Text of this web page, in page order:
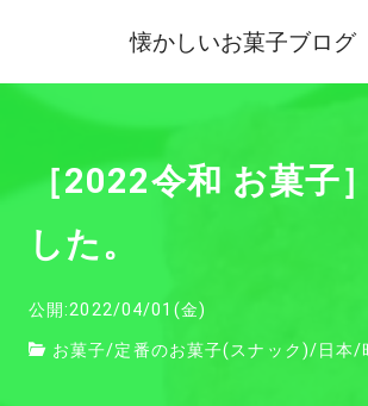
懐かしいお菓子ブログ
［2022令和 お菓子
した。
公開:2022/04/01(金)
お菓子/定番のお菓子(スナック)/日本/